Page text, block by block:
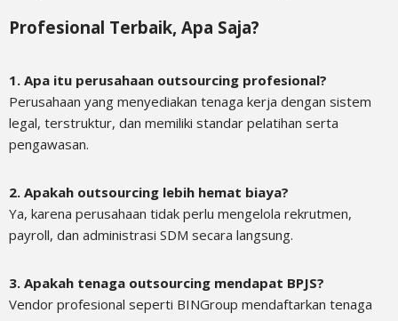
Profesional Terbaik, Apa Saja?
1. Apa itu perusahaan outsourcing profesional?
Perusahaan yang menyediakan tenaga kerja dengan sistem
legal, terstruktur, dan memiliki standar pelatihan serta
pengawasan.
2. Apakah outsourcing lebih hemat biaya?
Ya, karena perusahaan tidak perlu mengelola rekrutmen,
payroll, dan administrasi SDM secara langsung.
3. Apakah tenaga outsourcing mendapat BPJS?
Vendor profesional seperti BINGroup mendaftarkan tenaga